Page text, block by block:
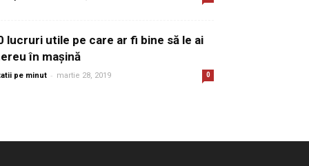
lucruri utile pe care ar fi bine să le ai
în mașină
pe minut - martie 28, 2019 0